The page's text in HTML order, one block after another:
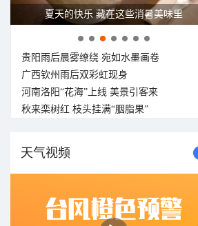
夏天的快乐 藏在这些消暑美味里
贵阳雨后晨雾缭绕 宛如水墨画卷
广西钦州雨后双彩虹现身
河南洛阳“花海”上线 美景引客来
秋来栾树红 枝头挂满“胭脂果”
天气视频